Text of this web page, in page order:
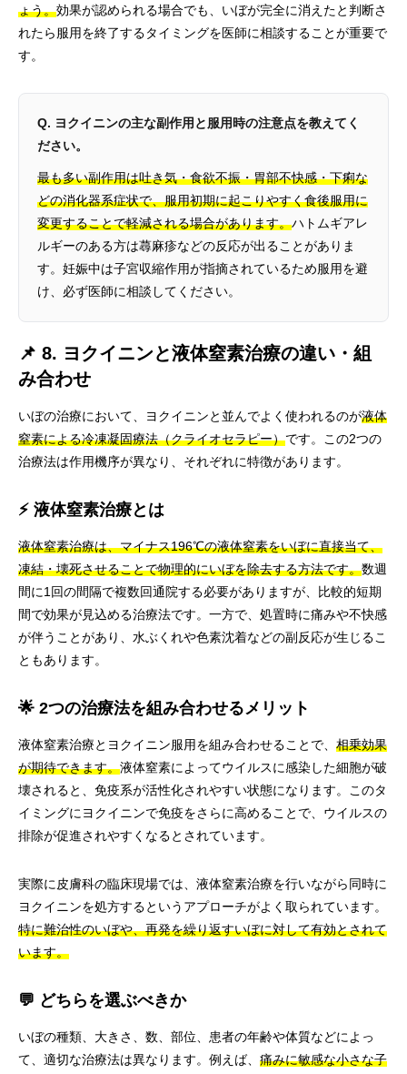
ょう。効果が認められる場合でも、いぼが完全に消えたと判断さ
れたら服用を終了するタイミングを医師に相談することが重要で
す。
Q. ヨクイニンの主な副作用と服用時の注意点を教えてく
ださい。
最も多い副作用は吐き気・食欲不振・胃部不快感・下痢な
どの消化器系症状で、服用初期に起こりやすく食後服用に
変更することで軽減される場合があります。ハトムギアレ
ルギーのある方は蕁麻疹などの反応が出ることがありま
す。妊娠中は子宮収縮作用が指摘されているため服用を避
け、必ず医師に相談してください。
📌 8. ヨクイニンと液体窒素治療の違い・組
み合わせ
いぼの治療において、ヨクイニンと並んでよく使われるのが液体
窒素による冷凍凝固療法（クライオセラピー）です。この2つの
治療法は作用機序が異なり、それぞれに特徴があります。
⚡ 液体窒素治療とは
液体窒素治療は、マイナス196℃の液体窒素をいぼに直接当て、
凍結・壊死させることで物理的にいぼを除去する方法です。数週
間に1回の間隔で複数回通院する必要がありますが、比較的短期
間で効果が見込める治療法です。一方で、処置時に痛みや不快感
が伴うことがあり、水ぶくれや色素沈着などの副反応が生じるこ
ともあります。
🌟 2つの治療法を組み合わせるメリット
液体窒素治療とヨクイニン服用を組み合わせることで、 相乗効果
が期待できます。液体窒素によってウイルスに感染した細胞が破
壊されると、免疫系が活性化されやすい状態になります。このタ
イミングにヨクイニンで免疫をさらに高めることで、ウイルスの
排除が促進されやすくなるとされています。
実際に皮膚科の臨床現場では、液体窒素治療を行いながら同時に
ヨクイニンを処方するというアプローチがよく取られています。
特に難治性のいぼや、再発を繰り返すいぼに対して有効とされて
います。
💬 どちらを選ぶべきか
いぼの種類、大きさ、数、部位、患者の年齢や体質などによっ
て、適切な治療法は異なります。例えば、 痛みに敏感な小さな子